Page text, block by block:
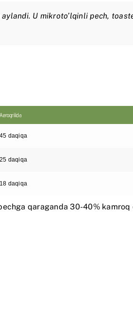
U mikroto’lqinli pech,
Aerogrilida
45 daqiqa
25 daqiqa
18 daqiqa
qaraganda 30-40%